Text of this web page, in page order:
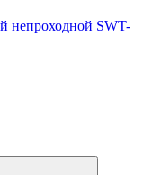
непроходной SWT-